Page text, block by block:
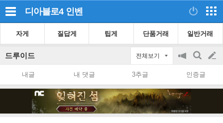
디아블로4 인벤
자게 질답게 팁게 단품거래 일반거래
드루이드 전체보기
공
on/off
검
색
글
쓰
내글 내 댓글 3추글 인증글